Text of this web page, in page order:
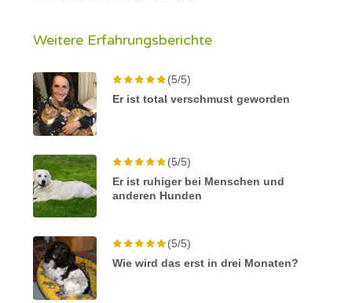
Weitere Erfahrungsberichte
(5/5)
Er ist total verschmust geworden
(5/5)
Er ist ruhiger bei Menschen und
anderen Hunden
(5/5)
Wie wird das erst in drei Monaten?